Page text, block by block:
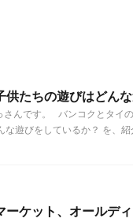
供たちの遊びはどん
さんです。 バンコクとタイ
な遊びをしているか？ を、
ーケット、オールデ